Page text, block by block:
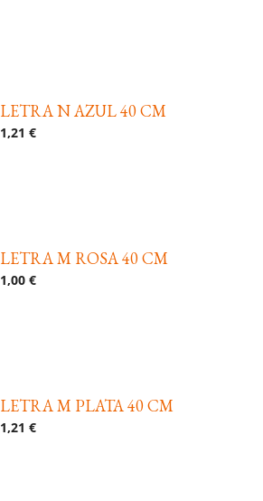
LETRA N AZUL 40 CM
1,21 €
LETRA M ROSA 40 CM
1,00 €
LETRA M PLATA 40 CM
1,21 €